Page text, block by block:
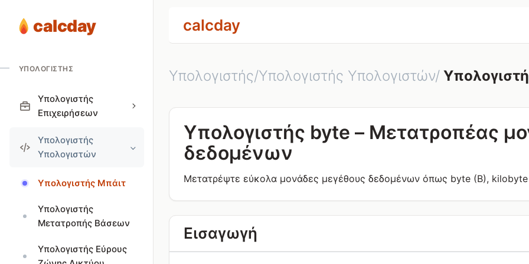
calcday
ΥΠΟΛΟΓΙΣΤΉΣ
Υπολογιστής
Επιχειρήσεων
Υπολογιστής
Υπολογιστών
Υπολογιστής Μπάιτ
Υπολογιστής
Μετατροπής Βάσεων
Υπολογιστής Εύρους
calcday
Υπολογιστής/Υπολογιστής Υπολογιστών/
Υπολογιστής byte – Μετατροπέας
δεδομένων
Μετατρέψτε εύκολα μονάδες μεγέθους δεδομένων όπως byte (B), kilobyte
Εισαγωγή